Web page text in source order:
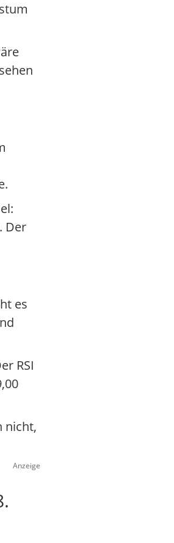
Der
es
RSI
nicht,
Anzeige